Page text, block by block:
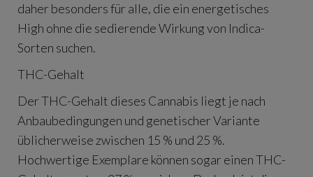
daher besonders für alle, die ein energetisches
High ohne die sedierende Wirkung von Indica-
Sorten suchen.
THC-Gehalt
Der THC-Gehalt dieses Cannabis liegt je nach
Anbaubedingungen und genetischer Variante
üblicherweise zwischen 15 % und 25 %.
Hochwertige Exemplare können sogar einen THC-